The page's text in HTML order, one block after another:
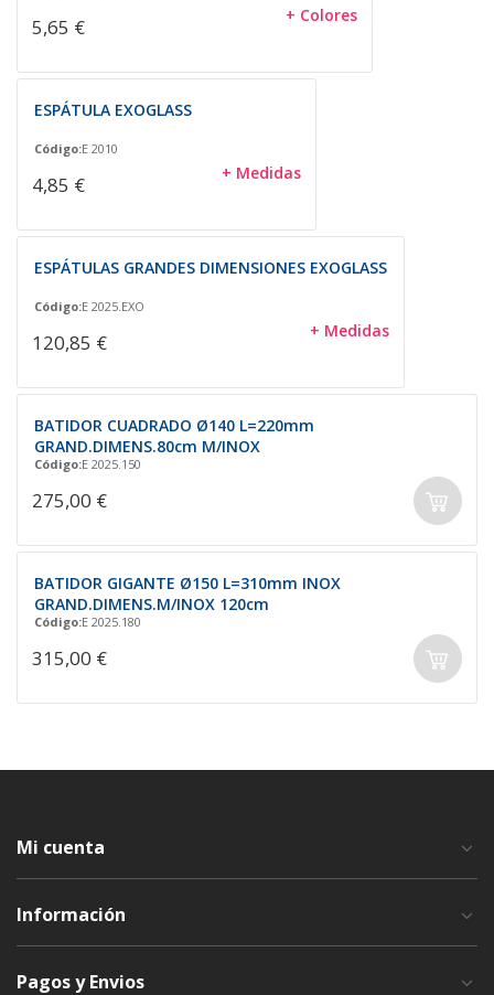
5,65 € + Colores
ESPÁTULA EXOGLASS
Código:E 2010
4,85 € + Medidas
ESPÁTULAS GRANDES DIMENSIONES EXOGLASS
Código:E 2025.EXO
120,85 € + Medidas
BATIDOR CUADRADO Ø140 L=220mm
GRAND.DIMENS.80cm M/INOX
Código:E 2025.150
275,00 €
BATIDOR GIGANTE Ø150 L=310mm INOX
GRAND.DIMENS.M/INOX 120cm
Código:E 2025.180
315,00 €
Mi cuenta
Información
Pagos y Envios